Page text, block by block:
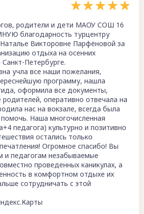
родители и дети МАОУ СОШ 16
благодарность турцентру
Викторовне Парфёновой за
отдыха на осенних
Санкт-Петербурге.
учла все наши пожелания,
программу, нашла
оформила все документы,
родителей, оперативно отвечала на
нас на вокзале, всегда была
помочь. Наша многочисленная
педагога) культурно и позитивно
остались только
Огромное спасибо! Вы
и педагогам незабываемые
проведенных каникулах, а
в комфортном отдыхе их
сотрудничать с этой